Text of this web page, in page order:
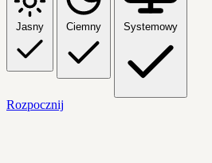
Jasny Ciemny Systemowy
Rozpocznij